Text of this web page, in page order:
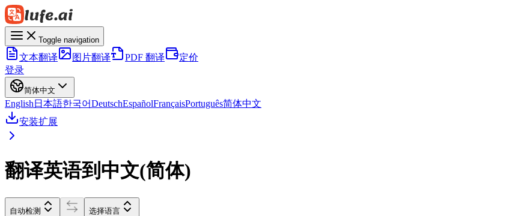
Toggle navigation
文本翻译 图片翻译 PDF 翻译
定价
登录
简体中文
English 日本語한국어DeutschEspañolFrançaisPortuguês简体中文
安装扩展
翻译英语到中文(简体)
自动检测 选择语言